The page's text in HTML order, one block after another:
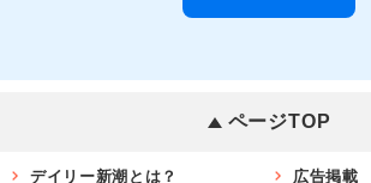
ページTOP
デイリー新潮とは？ 広告掲載